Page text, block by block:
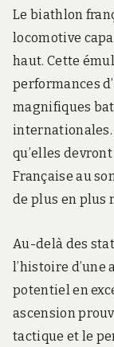
Le biathlon
locomotive
haut. Cette
performances
magnifiques
internationales.
qu’elles
Française au
de plus en plus
Au-delà des
l’histoire d’une
potentiel en
ascension
tactique et le